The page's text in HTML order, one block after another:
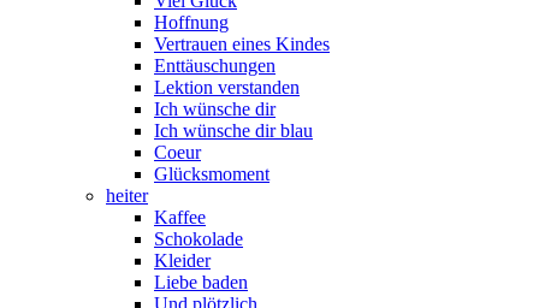
Hoffnung
Vertrauen eines Kindes
Enttäuschungen
Lektion verstanden
Ich wünsche dir
Ich wünsche dir blau
Coeur
Glücksmoment
heiter
Kaffee
Schokolade
Kleider
Liebe baden
Und plötzlich